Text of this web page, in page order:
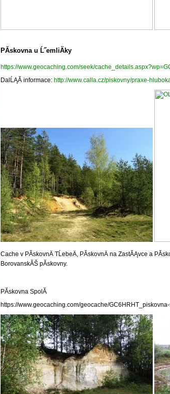
PĂ­skovna u Ĺ˝emliÄky
https://www.geocaching.com/seek/
DalĹĄĂ­ informace: http://www.calla.cz/piskovny/praxe-
Cache v PĂ­skovnÄ TĹebeÄ, PĂ­skovnÄ na ZastĂĄvce a
BorovanskĂŠ pĂ­skovny.
PĂ­skovna SpolĂ­
https://www.geocaching.com/geocache/